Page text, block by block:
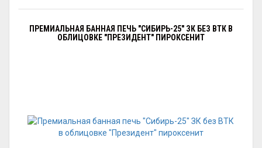
ПРЕМИАЛЬНАЯ БАННАЯ ПЕЧЬ "СИБИРЬ-25" ЗК БЕЗ ВТК В
ОБЛИЦОВКЕ "ПРЕЗИДЕНТ" ПИРОКСЕНИТ